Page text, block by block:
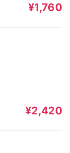
¥1,760
¥2,420